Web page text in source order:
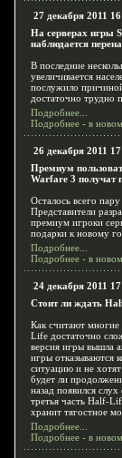
27 декабря 2011
На серверах игры
наблюдается
В последние
увеличивается
послужило
достаточно трудно
Подробнее...
Подробнее - в новом
26 декабря 2011
Премиум
Warfare 3 получат
Осталось всего
Представители
премиум игроки
подарки к новому
Подробнее...
Подробнее - в новом
24 декабря 2011
Стоит ли ждать
Как считают
Life достаточно
версия игры вышла
игры отказываются
ситуацию и не
будет ли
назад появился
третья часть Half-
хранит тягостное
Подробнее...
Подробнее - в новом